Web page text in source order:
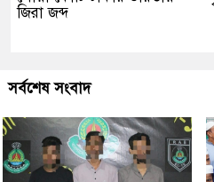
জিরা জব্দ
সর্বশেষ সংবাদ